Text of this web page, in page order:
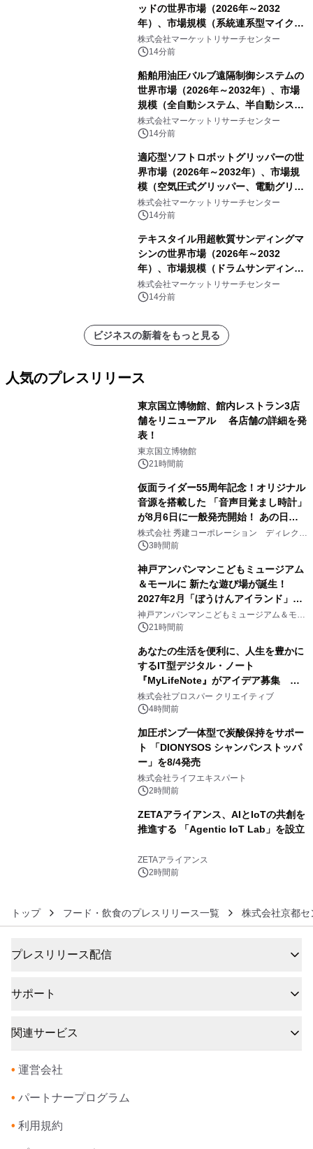
ッドの世界市場（2026年～2032
年）、市場規模（系統連系型マイクロ
グリッド、独立型マイクログリッ
ド）・分析レポートを発表
株式会社マーケットリサーチセンター
14分前
船舶用油圧バルブ遠隔制御システムの
世界市場（2026年～2032年）、市場
規模（全自動システム、半自動システ
ム）・分析レポートを発表
株式会社マーケットリサーチセンター
14分前
適応型ソフトロボットグリッパーの世
界市場（2026年～2032年）、市場規
模（空気圧式グリッパー、電動グリッ
パー）・分析レポートを発表
株式会社マーケットリサーチセンター
14分前
テキスタイル用超軟質サンディングマ
シンの世界市場（2026年～2032
年）、市場規模（ドラムサンディング
マシン、ジェットサンディングマシ
ン、ローラーサンディングマシン、そ
株式会社マーケットリサーチセンター
14分前
ビジネスの新着をもっと見る
人気のプレスリリース
東京国立博物館、館内レストラン3店
舗をリニューアル 各店舗の詳細を発
表！
東京国立博物館
21時間前
仮面ライダー55周年記念！オリジナル
音源を搭載した 「音声目覚まし時計」
が8月6日に一般発売開始！ あの日の
大興奮が今甦る
株式会社 秀建コーポレーション ディレクト
アートギャラリー
3時間前
神戸アンパンマンこどもミュージアム
＆モールに 新たな遊び場が誕生！
2027年2月「ぼうけんアイランド」が
オープン
神戸アンパンマンこどもミュージアム＆モー
ル 21時間前
あなたの生活を便利に、人生を豊かに
するIT型デジタル・ノート
『MyLifeNote』がアイデア募集 優
秀賞100名に1年間無償試用
株式会社プロスパー クリエイティブ
4時間前
加圧ポンプ一体型で炭酸保持をサポー
ト 「DIONYSOS シャンパンストッパ
ー」を8/4発売
株式会社ライフエキスパート
2時間前
ZETAアライアンス、AIとIoTの共創を
推進する 「Agentic IoT Lab」を設立
ZETAアライアンス
2時間前
トップ フード・飲食のプレスリリース一覧 株式会社京都
プレスリリース配信
サポート
関連サービス
• 運営会社
• パートナープログラム
• 利用規約